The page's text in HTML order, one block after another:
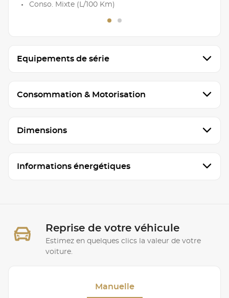
Conso. Mixte (L/100 Km)
Equipements de série
Consommation & Motorisation
Dimensions
Informations énergétiques
Reprise de votre véhicule
Estimez en quelques clics la valeur de votre
voiture.
Manuelle